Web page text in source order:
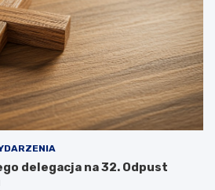
delegacja na 32. Odpust